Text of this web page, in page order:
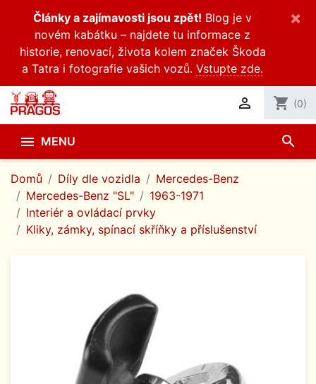
Články a zajímavosti jsou zpět! Blog je v
novém kabátku – najdete tu informace z
historie, renovací, života kolem značek Škoda
a Tatra i fotografie vašich vozů. Vstupte zde.
×
 shopping_cart (0)
 MENU search
Domů Díly dle vozidla
Mercedes-Benz
Mercedes-Benz "SL"
1963-1971
Interiér a ovládací prvky
Kliky, zámky, spínací skříňky a příslušenství